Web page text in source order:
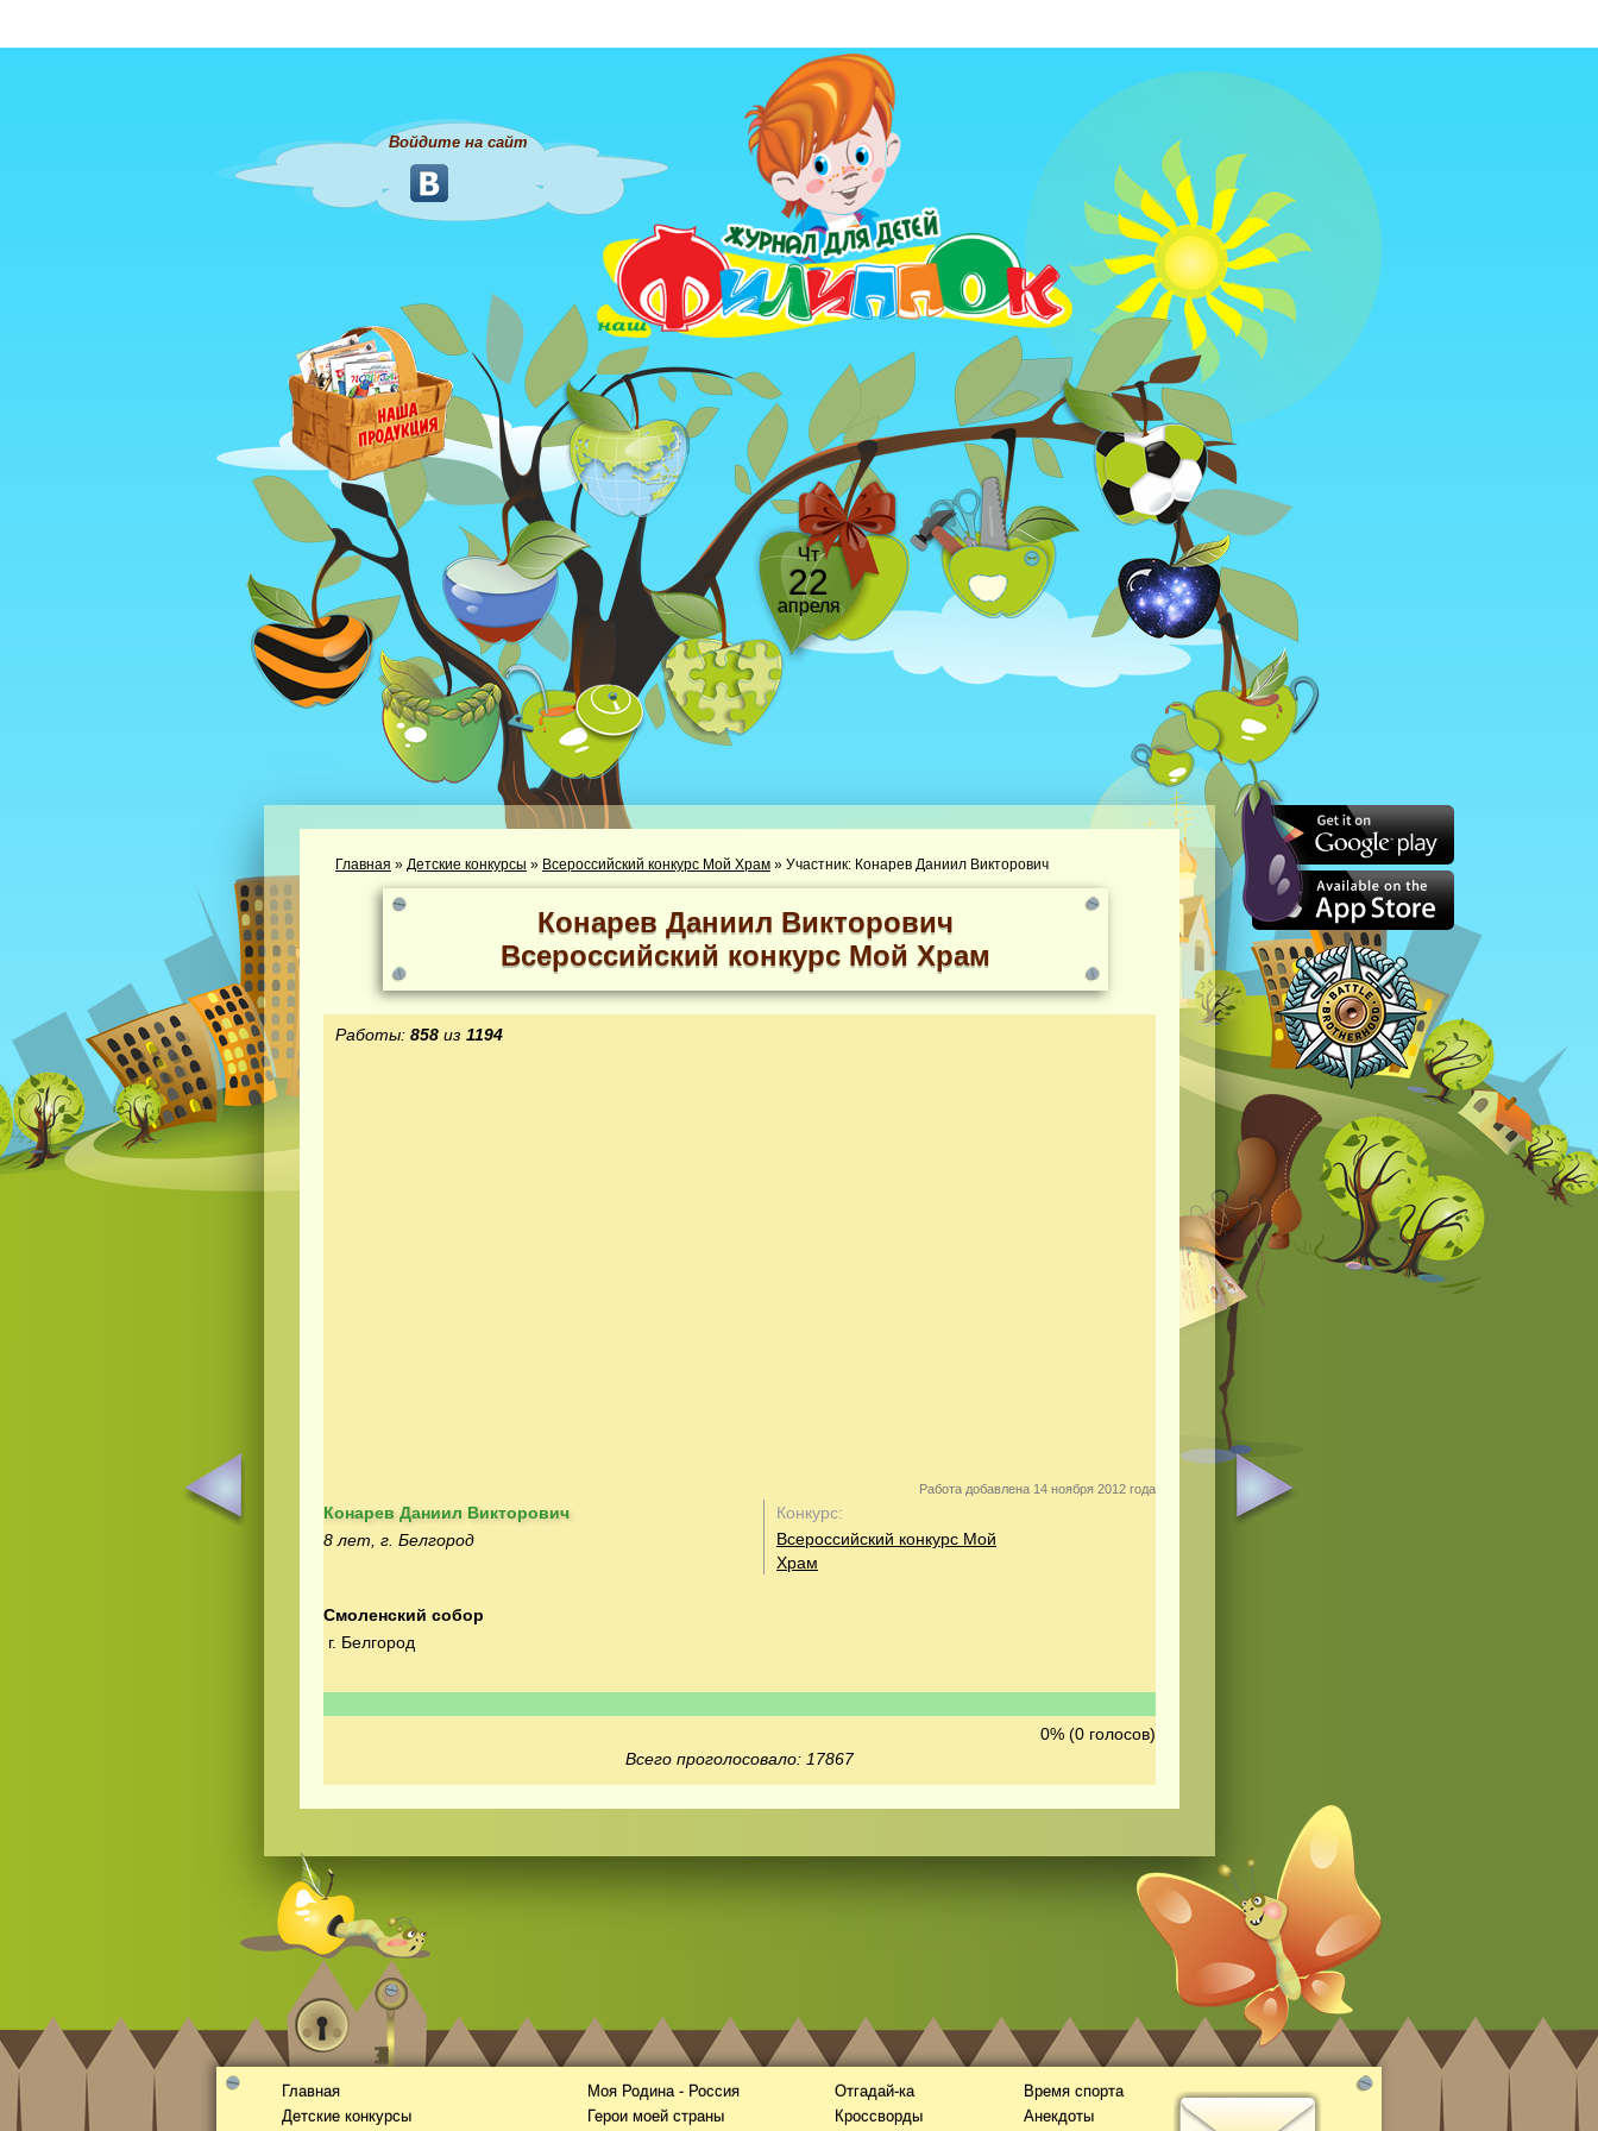
Войдите на сайт
Чт
22
апреля
Главная » Детские конкурсы » Всероссийский конкурс Мой Храм » Участник: Конарев Даниил Викторович
Конарев Даниил Викторович
Всероссийский конкурс Мой Храм
Работы: 858 из 1194
Работа добавлена 14 ноября 2012 года
Конарев Даниил Викторович
8 лет, г. Белгород
Конкурс:
Всероссийский конкурс Мой
Храм
Смоленский собор
г. Белгород
0% (0 голосов)
Всего проголосовало: 17867
Главная
Детские конкурсы
Моя Родина - Россия
Герои моей страны
Отгадай-ка
Кроссворды
Время спорта
Анекдоты